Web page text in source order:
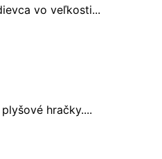
vo veľkosti...
hračky....